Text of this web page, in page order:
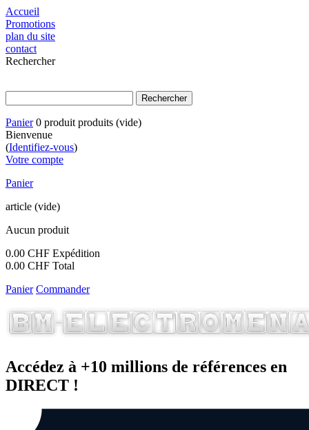
Accueil
Promotions
plan du site
contact
Rechercher
Panier 0 produit produits (vide)
Bienvenue
(Identifiez-vous)
Votre compte
Panier
article (vide)
Aucun produit
0.00 CHF Expédition
0.00 CHF Total
Panier Commander
Accédez à +10 millions de références en
DIRECT !